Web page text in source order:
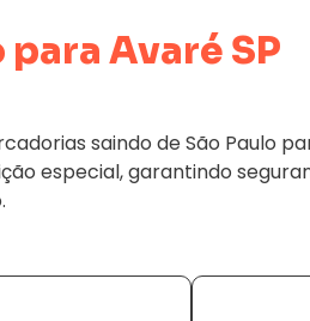
para Avaré SP
saindo de São Paulo
especial, garantindo